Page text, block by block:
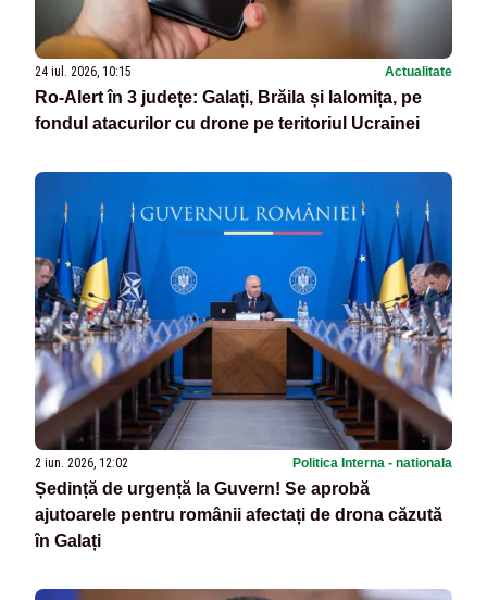
24 iul. 2026, 10:15 Actualitate
Ro‑Alert în 3 județe: Galați, Brăila și Ialomița, pe
fondul atacurilor cu drone pe teritoriul Ucrainei
2 iun. 2026, 12:02 Politica Interna - nationala
Ședință de urgență la Guvern! Se aprobă
ajutoarele pentru românii afectați de drona căzută
în Galați